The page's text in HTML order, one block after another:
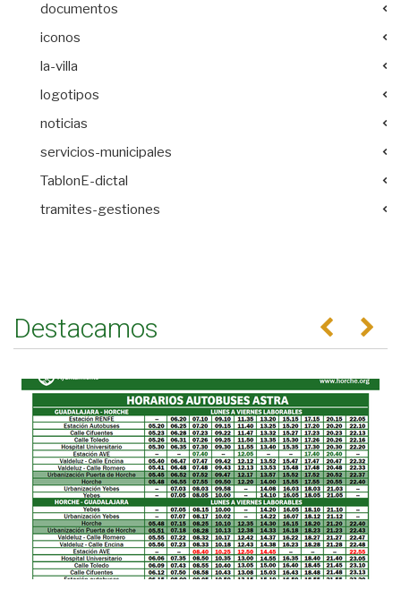
documentos
iconos
la-villa
logotipos
noticias
servicios-municipales
TablonE-dictal
tramites-gestiones
Destacamos Anterior